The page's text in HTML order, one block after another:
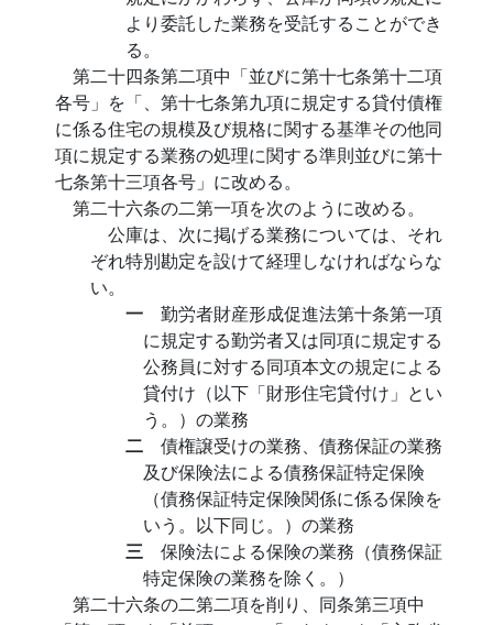
より委託した業務を受託することができ
る。
第二十四条第二項中「並びに第十七条第十二項
各号」を「、第十七条第九項に規定する貸付債権
に係る住宅の規模及び規格に関する基準その他同
項に規定する業務の処理に関する準則並びに第十
七条第十三項各号」に改める。
第二十六条の二第一項を次のように改める。
公庫は、次に掲げる業務については、それ
ぞれ特別勘定を設けて経理しなければならな
い。
一 勤労者財産形成促進法第十条第一項
に規定する勤労者又は同項に規定する
公務員に対する同項本文の規定による
貸付け（以下「財形住宅貸付け」とい
う。）の業務
二 債権譲受けの業務、債務保証の業務
及び保険法による債務保証特定保険
（債務保証特定保険関係に係る保険を
いう。以下同じ。）の業務
三 保険法による保険の業務（債務保証
特定保険の業務を除く。）
第二十六条の二第二項を削り、同条第三項中